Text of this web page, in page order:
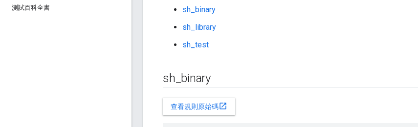
測試百科全書
sh_binary
sh_library
sh_test
sh binary
查看規則原始碼open_in_new